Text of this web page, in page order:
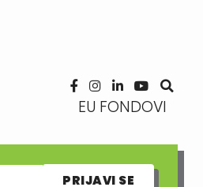
EU FONDOVI